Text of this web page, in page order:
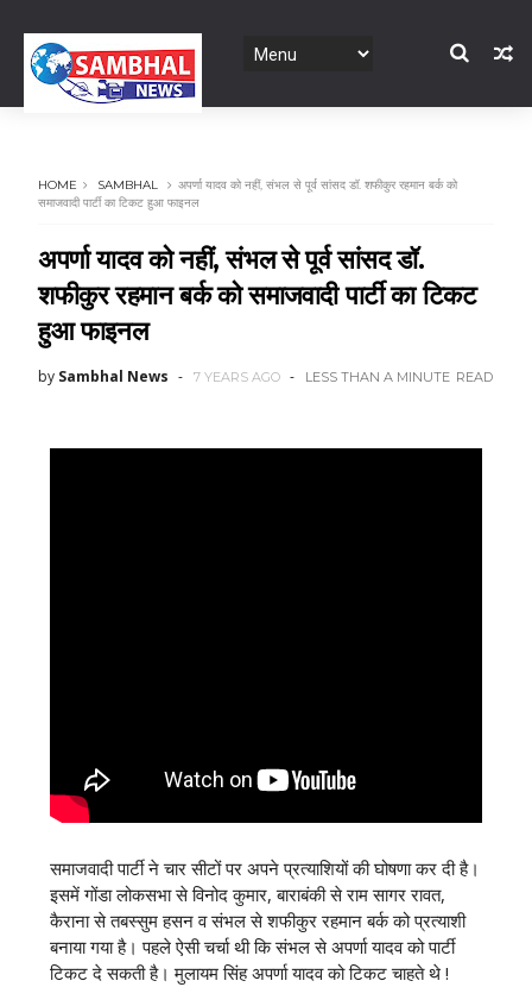
HOME SAMBHAL
अपर्णा यादव को नहीं, संभल से पूर्व सांसद डॉ. शफीकुर रहमान बर्क को
समाजवादी पार्टी का टिकट हुआ फाइनल
अपर्णा यादव को नहीं, संभल से पूर्व सांसद डॉ.
शफीकुर रहमान बर्क को समाजवादी पार्टी का टिकट
हुआ फाइनल
by Sambhal News 7 YEARS AGO LESS THAN A MINUTE READ
समाजवादी पार्टी ने चार सीटों पर अपने प्रत्याशियों की घोषणा कर दी है।
इसमें गोंडा लोकसभा से विनोद कुमार, बाराबंकी से राम सागर रावत,
कैराना से तबस्सुम हसन व संभल से शफीकुर रहमान बर्क को प्रत्याशी
बनाया गया है। पहले ऐसी चर्चा थी कि संभल से अपर्णा यादव को पार्टी
टिकट दे सकती है। मुलायम सिंह अपर्णा यादव को टिकट चाहते थे !